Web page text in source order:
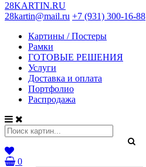
28KARTIN.RU
28kartin@mail.ru +7 (931) 300-16-88
Картины / Постеры
Рамки
ГОТОВЫЕ РЕШЕНИЯ
Услуги
Доставка и оплата
Портфолио
Распродажа
0